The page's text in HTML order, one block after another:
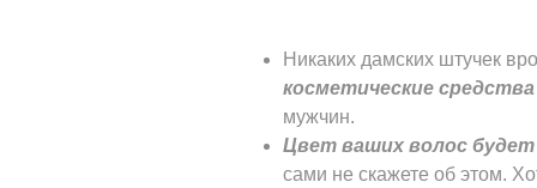
Никаких дамских штучек
косметические средства
мужчин.
Цвет ваших волос
сами не скажете об этом.